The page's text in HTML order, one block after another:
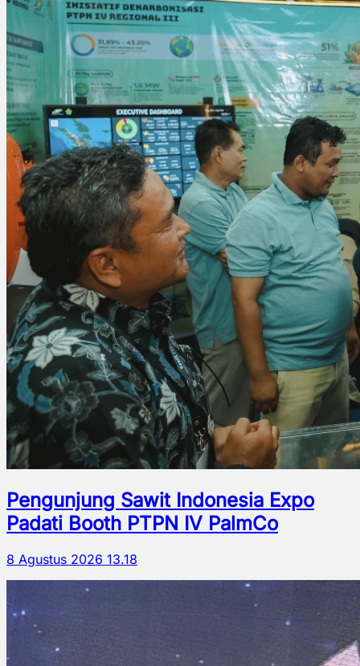
Pengunjung Sawit Indonesia Expo
Padati Booth PTPN IV PalmCo
8 Agustus 2026 13.18